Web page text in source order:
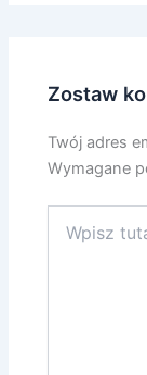
Zostaw
Twój adres
Wymagane
tutaj..